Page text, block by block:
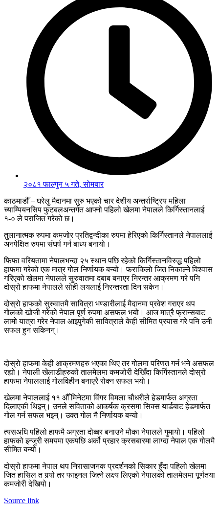
२०८१ फाल्गुन ५ गते, सोमबार
काठमाडौँ – घरेलु मैदानमा सुरु भएको चार देशीय अन्तर्राष्ट्रिय महिला
च्याम्पियनसिप फुटबलअन्तर्गत आफ्नो पहिलो खेलमा नेपालले किर्गिस्तानलाई
१-० ले पराजित गरेको छ।
तुलानात्मक रुपमा कमजोर प्रतिद्वन्दीका रुपमा हेरिएको किर्गिस्तानले नेपाललाई
अनपेक्षित रुपमा संघर्ष गर्न बाध्य बनायो।
फिफा वरियतामा नेपालभन्दा २५ स्थान पछि रहेको किर्गिस्तानविरुद्ध पहिलो
हाफमा गरेको एक मात्र गोल निर्णायक बन्यो। फराकिलो जित निकाल्ने विश्वास
गरिएको खेलमा नेपालले सुरुवातमा दबाब बनाएर निरन्तर आक्रमण गरे पनि
दोस्रो हाफमा नेपालले सोही लयलाई निरन्तरता दिन सकेन।
दोस्रो हाफको सुरुवातमै सावित्रा भण्डारीलाई मैदानमा प्रवेश गराएर थप
गोलको खोजी गरेको नेपाल पूर्ण रुपमा असफल भयो। आज मात्रै फ्रान्सबाट
लामो यात्रा गरेर नेपाल आइपुगेकी सावित्राले केही सीमित प्रयास गरे पनि उनी
सफल हुन सकिनन्।
दोस्रो हाफमा केही आक्रमणहरु भएका थिए तर गोलमा परिणत गर्न भने असफल
रह्यो। नेपाली खेलाडीहरुको तालमेलमा कमजोरी देखिँदा किर्गिस्तानले दोस्रो
हाफमा नेपाललाई गोलविहीन बनाएरै रोक्न सफल भयो।
खेलमा नेपाललाई ११ औँ मिनेटमा विंगर विमला चौधरीले हेडमार्फत अग्रता
दिलाएकी थिइन्। उनले सविताको आकर्षक क्रसमा सिक्स यार्डबाट हेडमार्फत
गोल गर्न सफल भइन्। उक्त गोल नै निर्णायक बन्यो।
त्यसअघि पहिलो हाफमै अग्रता दोब्बर बनाउने मौका नेपालले गुमायो। पहिलो
हाफको इन्जुरी समयमा एकपछि अर्को प्रहार क्रसबारमा लाग्दा नेपाल एक गोलमै
सीमित बन्यो।
दोस्रो हाफमा नेपाल थप निरासाजनक प्रदर्शनको सिकार हुँदा पहिलो खेलमा
जित हासिल त गर्‍यो तर फाइनल जित्ने लक्ष्य लिएको नेपालको तालमेलमा पूर्णतया
कमजोरी देखियो।
Source link